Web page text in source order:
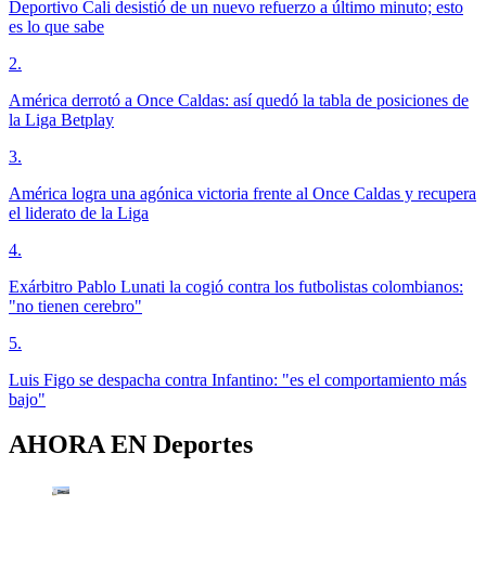
Deportivo Cali desistió de un nuevo refuerzo a último minuto; esto
es lo que sabe
2.
América derrotó a Once Caldas: así quedó la tabla de posiciones de
la Liga Betplay
3.
América logra una agónica victoria frente al Once Caldas y recupera
el liderato de la Liga
4.
Exárbitro Pablo Lunati la cogió contra los futbolistas colombianos:
"no tienen cerebro"
5.
Luis Figo se despacha contra Infantino: "es el comportamiento más
bajo"
AHORA EN Deportes